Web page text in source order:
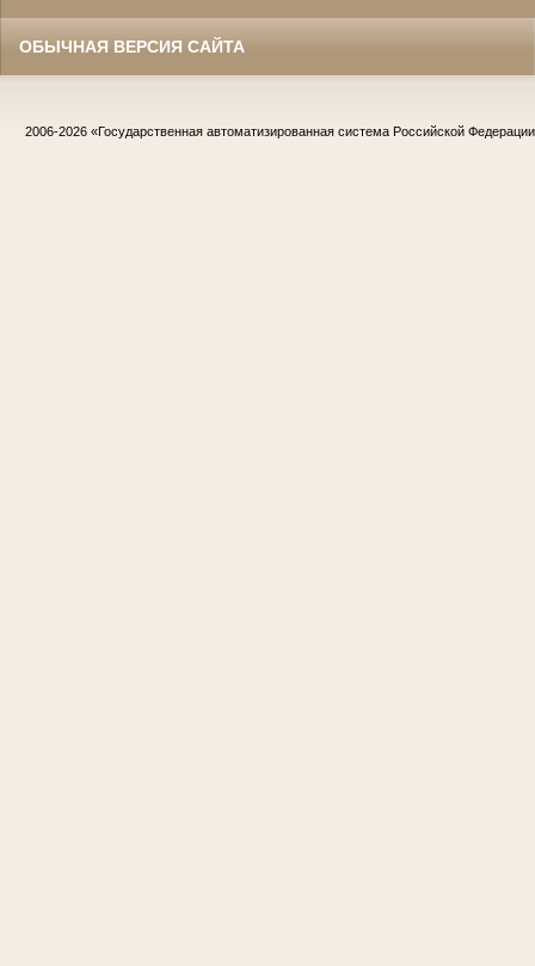
ОБЫЧНАЯ ВЕРСИЯ САЙТА
2006-2026 «Государственная автоматизированная система Российской